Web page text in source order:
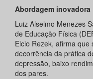
Abordagem inovadora
Luiz Alselmo Menezes
de Educação Física
Elcio Rezek, afirma
decorrência da prática
depressão, baixo
dos pares.